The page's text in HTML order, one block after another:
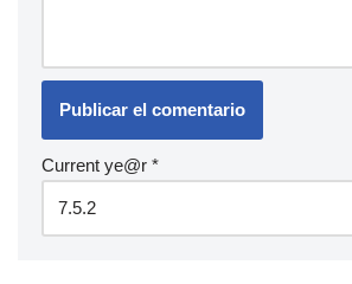
Current ye@r *